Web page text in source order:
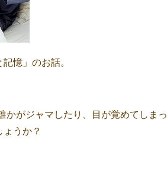
憶」のお話。
かがジャマしたり、目が覚めてしまっ
うか？